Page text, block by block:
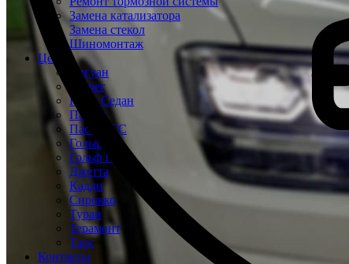
Замена катализатора
Замена стекол
Шиномонтаж
Цены
Тигуан
Туарег
Поло Седан
Пассат
Пассат СС
Гольф
Гольф Плюс
Джетта
Кадди
Сирокко
Туран
Терамонт
Таос
Контакты